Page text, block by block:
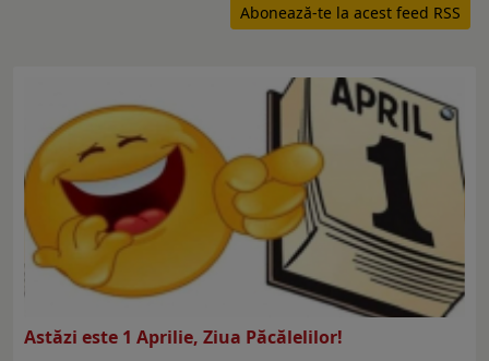
Abonează-te la acest feed RSS
Astăzi este 1 Aprilie, Ziua Păcălelilor!